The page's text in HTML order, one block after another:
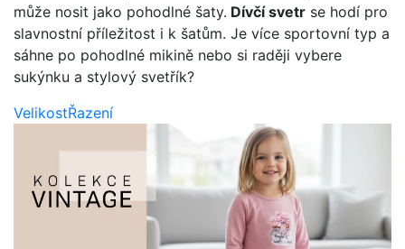
může nosit jako pohodlné šaty. Dívčí svetr se hodí pro
slavnostní příležitost i k šatům. Je více sportovní typ a
sáhne po pohodlné mikině nebo si raději vybere
sukýnku a stylový svetřík?
VelikostŘazení